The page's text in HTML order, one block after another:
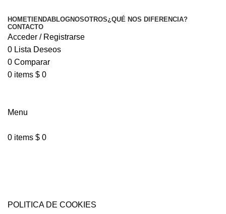
HOMETIENDABLOGNOSOTROS¿QUÉ NOS DIFERENCIA?
CONTACTO
Acceder / Registrarse
0 Lista Deseos
0 Comparar
0 items $ 0
Menu
0 items $ 0
POLITICA DE COOKIES